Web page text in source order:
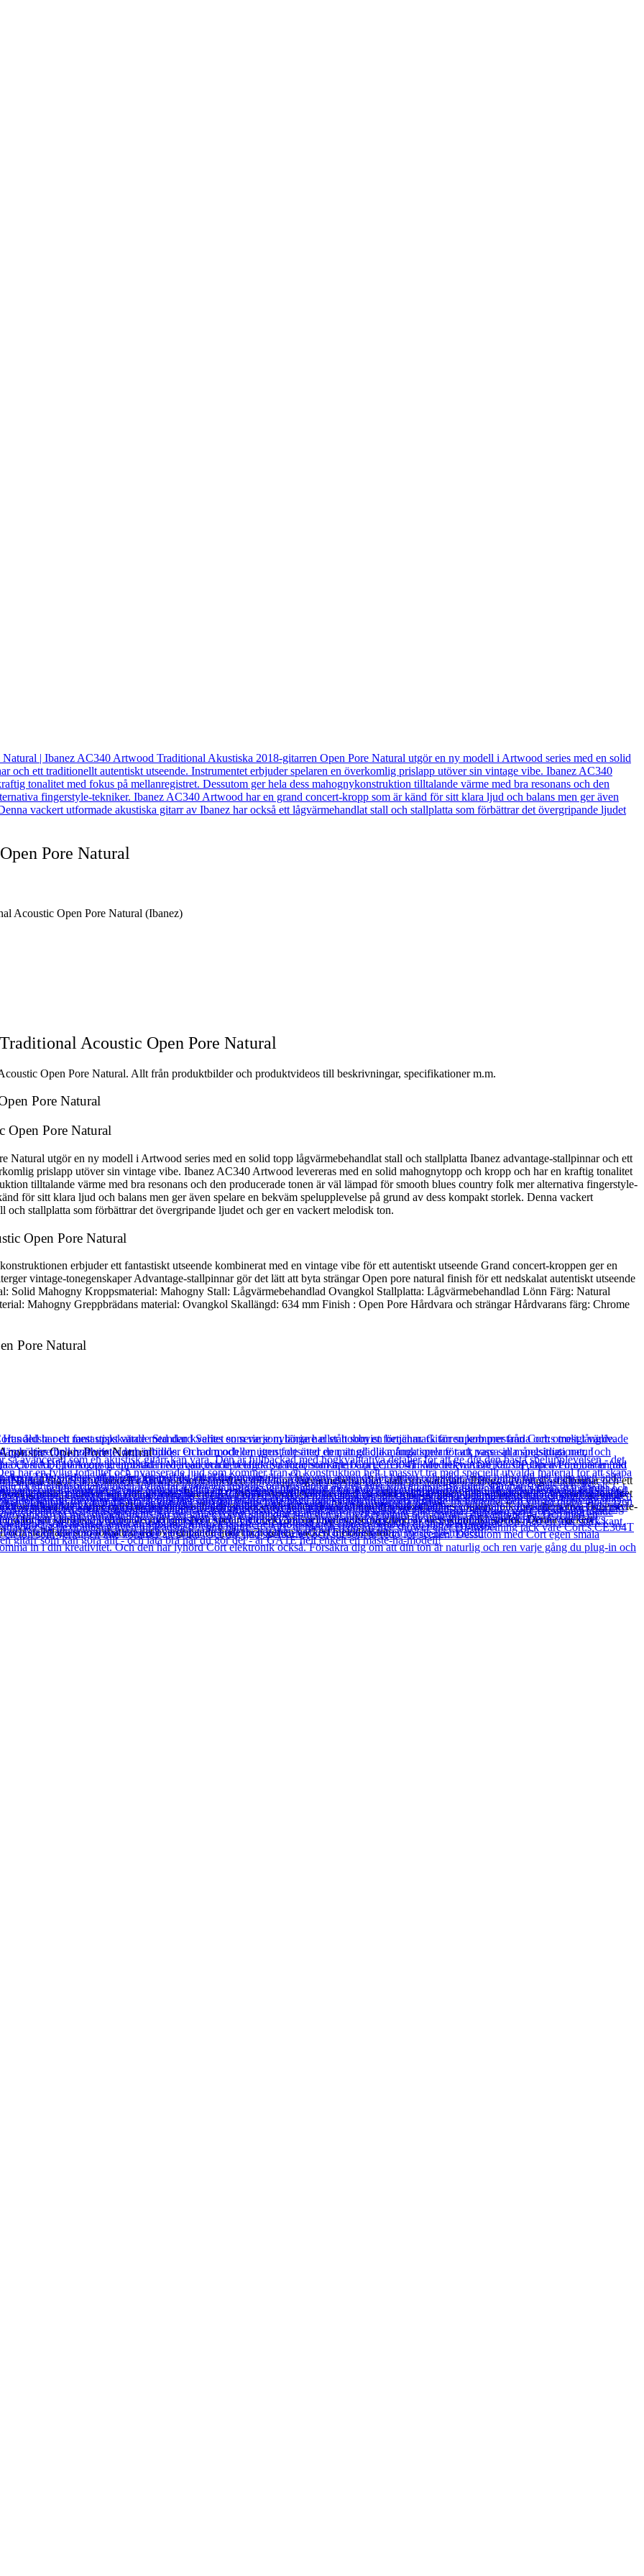
Pore Natural
Acoustic Open Pore Natural (Ibanez)
Acoustic Open Pore Natural
Open Pore Natural. Allt från produktbilder och produktvideos till beskrivningar, specifikationer m.m.
Pore Natural
Pore Natural
utgör en ny modell i Artwood series med en solid topp lågvärmebehandlat stall och stallplatta Ibanez advantage-stallpinnar och ett
prislapp utöver sin vintage vibe. Ibanez AC340 Artwood levereras med en solid mahognytopp och kropp och har en kraftig tonalitet
tilltalande värme med bra resonans och den producerade tonen är väl lämpad för smooth blues country folk mer alternativa fingerstyle-
för sitt klara ljud och balans men ger även spelare en bekväm spelupplevelse på grund av dess kompakt storlek. Denna vackert
och stallplatta som förbättrar det övergripande ljudet och ger en vackert melodisk ton.
Open Pore Natural
erbjuder ett fantastiskt utseende kombinerat med en vintage vibe för ett autentiskt utseende Grand concert-kroppen ger en
vintage-tonegenskaper Advantage-stallpinnar gör det lätt att byta strängar Open pore natural finish för ett nedskalat autentiskt utseende
Mahogny Kroppsmaterial: Mahogny Stall: Lågvärmebehandlad Ovangkol Stallplatta: Lågvärmebehandlad Lönn Färg: Natural
Mahogny Greppbrädans material: Ovangkol Skallängd: 634 mm Finish : Open Pore Hårdvara och strängar Hårdvarans färg: Chrome
Pore Natural
Open Pore Natural
utgör en ny modell i Artwood series med en solid topp lågvärmebehandlat stall och stallplatta Ibanez advantage-stallpinnar och ett
prislapp utöver sin vintage vibe. Ibanez AC340 Artwood levereras med en solid mahognytopp och kropp och har en kraftig tonalitet
tilltalande värme med bra resonans och den producerade tonen är väl lämpad för smooth blues country folk mer alternativa fingerstyle-
för sitt klara ljud och balans men ger även spelare en bekväm spelupplevelse på grund av dess kompakt storlek. Denna vackert
och stallplatta som förbättrar det övergripande ljudet och ger en vackert melodisk ton.